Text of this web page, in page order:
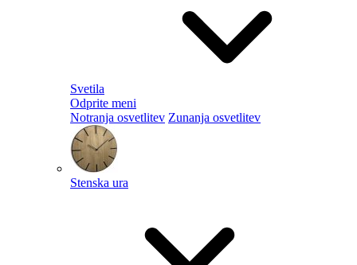
Svetila
Odprite meni
Notranja osvetlitev Zunanja osvetlitev
Stenska ura